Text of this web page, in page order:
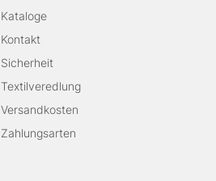
Kataloge
Kontakt
Sicherheit
Textilveredlung
Versandkosten
Zahlungsarten